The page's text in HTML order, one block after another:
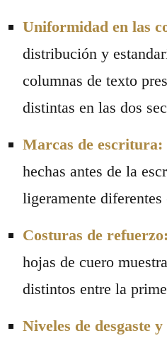
Uniformidad en las
distribución y
columnas de texto
distintas en las dos
Marcas de escritura:
hechas antes de la
ligeramente
Costuras de refuerzo:
hojas de cuero
distintos entre la
Niveles de desgaste